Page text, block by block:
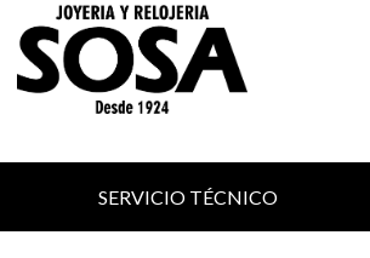
SERVICIO TÉCNICO